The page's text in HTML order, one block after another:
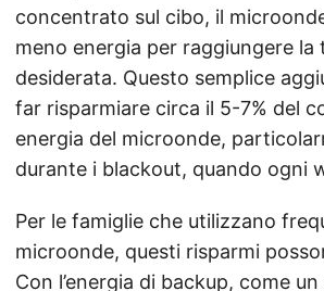
concentrato sul cibo, il
meno energia per raggiungere la
desiderata. Questo semplice
far risparmiare circa il 5-7% del
energia del microonde,
durante i blackout, quando ogni
Per le famiglie che utilizzano
microonde, questi risparmi
Con l’energia di backup, come un